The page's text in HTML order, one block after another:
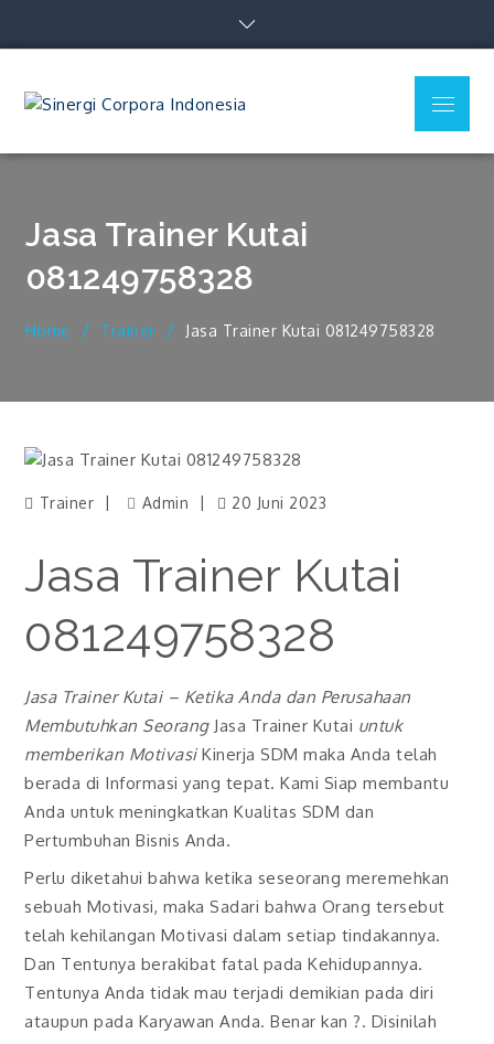
Corpora
Menu
Jasa Trainer Kutai
081249758328
Home Trainer Jasa Trainer Kutai 081249758328
Trainer Admin 20 Juni 2023
Jasa Trainer Kutai
081249758328
Jasa Trainer Kutai – Ketika Anda dan Perusahaan
Membutuhkan Seorang Jasa Trainer Kutai untuk
memberikan MotivasiKinerja SDM maka Anda telah
berada di Informasi yang tepat. Kami Siap membantu
Anda untuk meningkatkan Kualitas SDM dan
Pertumbuhan Bisnis Anda.
Perlu diketahui bahwa ketika seseorang meremehkan
sebuah Motivasi, maka Sadari bahwa Orang tersebut
telah kehilangan Motivasi dalam setiap tindakannya.
Dan Tentunya berakibat fatal pada Kehidupannya.
Tentunya Anda tidak mau terjadi demikian pada diri
ataupun pada Karyawan Anda. Benar kan ?. Disinilah